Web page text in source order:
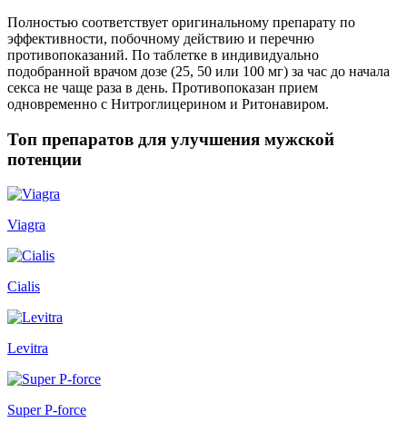
Полностью соответствует оригинальному препарату по
эффективности, побочному действию и перечню
противопоказаний. По таблетке в индивидуально
подобранной врачом дозе (25, 50 или 100 мг) за час до начала
секса не чаще раза в день. Противопоказан прием
одновременно с Нитроглицерином и Ритонавиром.
Топ препаратов для улучшения мужской
потенции
Viagra
Cialis
Levitra
Super P-force